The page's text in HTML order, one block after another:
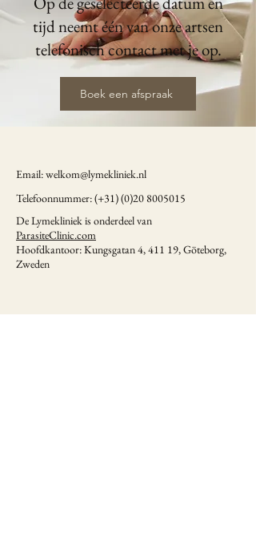
tijd neemt één van onze artsen
telefonisch contact met je op.
Boek een afspraak
Email:welkom@lymekliniek.nl
Telefoonnummer: (+31)(0)20 8005015
De Lymekliniek is onderdeel van
ParasiteClinic.com
Hoofdkantoor: Kungsgatan 4, 411 19, Göteborg,
Zweden